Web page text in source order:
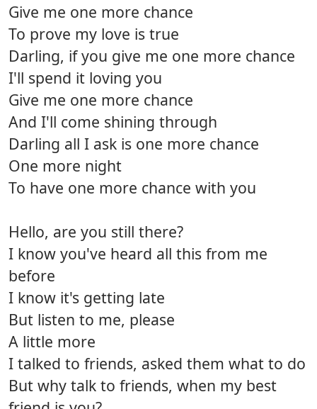
Give me one more chance
To prove my love is true
Darling, if you give me one more chance
I'll spend it loving you
Give me one more chance
And I'll come shining through
Darling all I ask is one more chance
One more night
To have one more chance with you
Hello, are you still there?
I know you've heard all this from me
before
I know it's getting late
But listen to me, please
A little more
I talked to friends, asked them what to do
But why talk to friends, when my best